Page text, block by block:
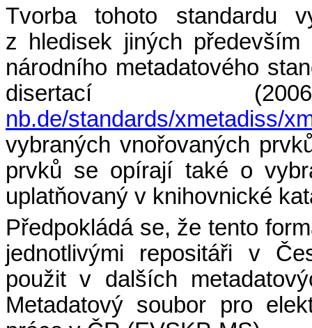
Tvorba tohoto standardu
z hledisek jiných
národního metadatového
disertací
nb.de/standards/xmetadiss/
vybraných vnořovaných
prvků se opírají také o
uplatňovaný v knihovnické
Předpokládá se, že tento
jednotlivými repositáři v
použit v dalších
Metadatový soubor pro